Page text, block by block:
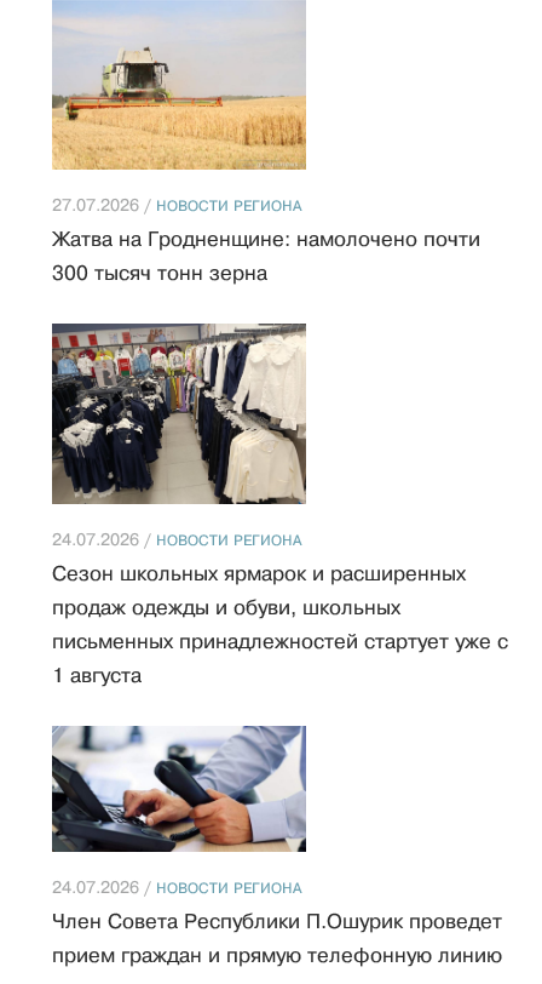
27.07.2026 / НОВОСТИ РЕГИОНА
Жатва на Гродненщине: намолочено почти
300 тысяч тонн зерна
24.07.2026 / НОВОСТИ РЕГИОНА
Сезон школьных ярмарок и расширенных
продаж одежды и обуви, школьных
письменных принадлежностей стартует уже с
1 августа
24.07.2026 / НОВОСТИ РЕГИОНА
Член Совета Республики П.Ошурик проведет
прием граждан и прямую телефонную линию